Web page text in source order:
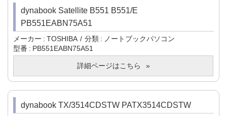
dynabook Satellite B551 B551/E
PB551EABN75A51
メーカー TOSHIBA 分類
ノートブックパソコン
型番
PB551EABN75A51
詳細ページはこちら
dynabook TX/3514CDSTW PATX3514CDSTW